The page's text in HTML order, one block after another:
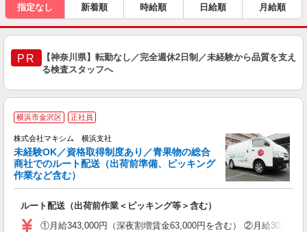
指定なし 新着順 時給順 日給順 月給順
PR
【神奈川県】転勤なし／完全週休2日制／未経験から品質を支え
る検査スタッフへ
横浜市金沢区 正社員
株式会社マキシム 横浜支社
未経験OK／資格取得制度あり／青果物の総合
商社でのルート配送（出荷前準備、ピッキング
作業など含む）
ルート配送（出荷前作業＜ピッキング等＞含む）
①月給343,000円（深夜割増賃金63,000円を含む） ②月給